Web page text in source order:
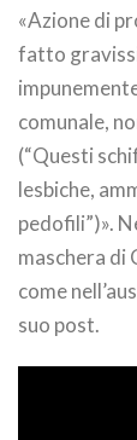
«Azione di
fatto
comunale,
(“Questi
lesbiche,
pedofili”)».
maschera di
come
suo post.